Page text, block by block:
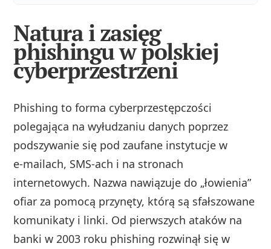
Natura i zasięg
phishingu w polskiej
cyberprzestrzeni
Phishing to forma cyberprzestępczości
polegająca na wyłudzaniu danych poprzez
podszywanie się pod zaufane instytucje w
e‑mailach, SMS‑ach i na stronach
internetowych. Nazwa nawiązuje do „łowienia”
ofiar za pomocą przynęty, którą są sfałszowane
komunikaty i linki. Od pierwszych ataków na
banki w 2003 roku phishing rozwinął się w